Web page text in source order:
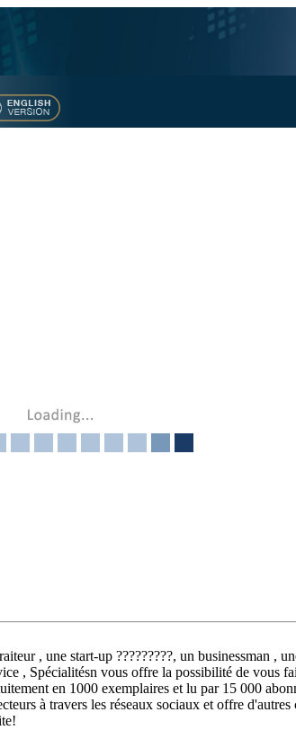
, une start-up ?????????, un businessman ,
, Spécialitésn vous offre la possibilité de vous
en 1000 exemplaires et lu par 15 000
à travers les réseaux sociaux et offre d'autres